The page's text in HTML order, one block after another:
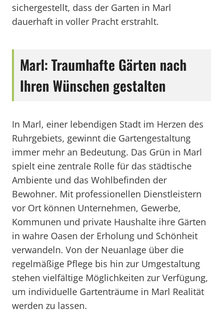
sichergestellt, dass der Garten in Marl
dauerhaft in voller Pracht erstrahlt.
Marl: Traumhafte Gärten nach
Ihren Wünschen gestalten
In Marl, einer lebendigen Stadt im Herzen des
Ruhrgebiets, gewinnt die Gartengestaltung
immer mehr an Bedeutung. Das Grün in Marl
spielt eine zentrale Rolle für das städtische
Ambiente und das Wohlbefinden der
Bewohner. Mit professionellen Dienstleistern
vor Ort können Unternehmen, Gewerbe,
Kommunen und private Haushalte ihre Gärten
in wahre Oasen der Erholung und Schönheit
verwandeln. Von der Neuanlage über die
regelmäßige Pflege bis hin zur Umgestaltung
stehen vielfältige Möglichkeiten zur Verfügung,
um individuelle Gartenträume in Marl Realität
werden zu lassen.